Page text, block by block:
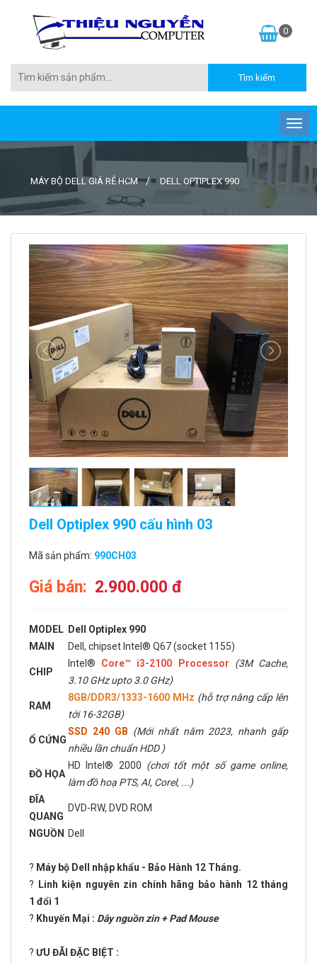
0
MÁY BỘ DELL GIÁ RẺ HCM DELL OPTIPLEX 990
Dell Optiplex 990 cấu hình 03
Mã sản phẩm: 990CH03
Giá bán: 2.900.000 đ
MODEL Dell Optiplex 990
MAIN
Dell, chipset Intel® Q67 (socket 1155)
CHIP
Intel® Core™ i3-2100 Processor
(3M Cache,
3.10 GHz upto 3.0 GHz)
RAM
8GB/DDR3/1333-1600 MHz (hỗ trợ nâng cấp lên
tới 16-32GB)
Ổ CỨNG
SSD 240 GB (Mới nhất năm 2023, nhanh gấp
nhiều lần chuẩn HDD )
ĐỒ HỌA
HD Intel® 2000 (chơi tốt một số game online,
làm đồ hoạ PTS, AI, Corel, ...)
ĐĨA
QUANG
DVD-RW, DVD ROM
NGUỒN Dell
? Máy bộ Dell nhập khẩu - Bảo Hành 12 Tháng.
?
Linh kiện nguyên zin chính hãng bảo hành 12 tháng
1 đổi 1
? Khuyến Mại : Dây nguồn zin + Pad Mouse
? ƯU ĐÃI ĐẶC BIỆT :